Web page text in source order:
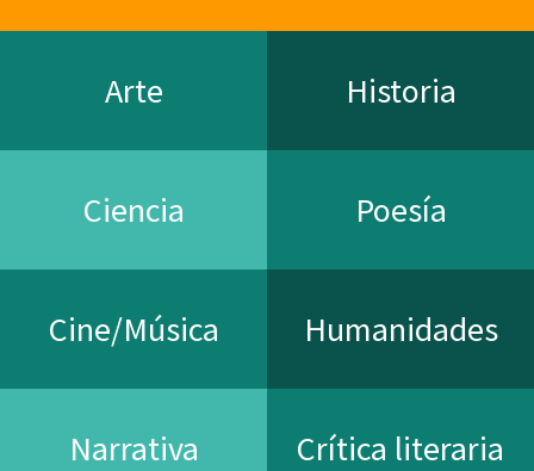
Arte Historia
Ciencia Poesía
Cine/Música Humanidades
Narrativa Crítica literaria